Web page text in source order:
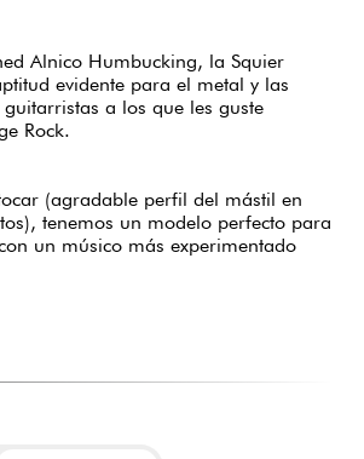
Alnico Humbucking, la Squier
evidente para el metal y las
a los que les guste
Rock.
(agradable perfil del mástil en
tenemos un modelo perfecto para
un músico más experimentado